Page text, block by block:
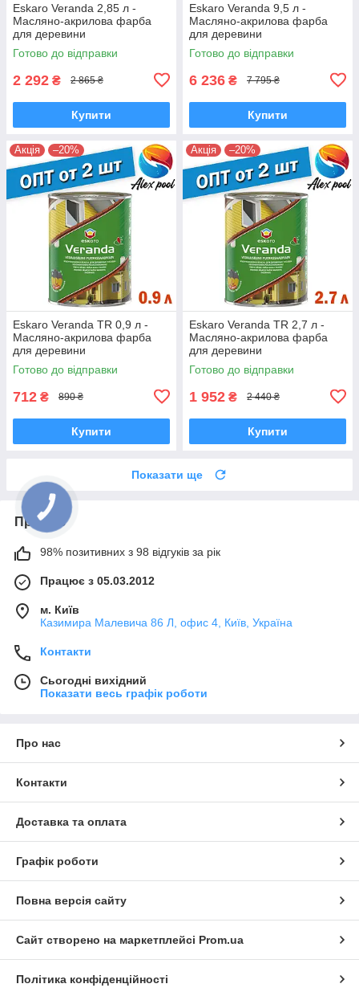
Eskaro Veranda 2,85 л -
Масляно-акрилова фарба
для деревини
Готово до відправки
2 292 ₴ 2 865 ₴
Купити
Eskaro Veranda 9,5 л -
Масляно-акрилова фарба
для деревини
Готово до відправки
6 236 ₴ 7 795 ₴
Купити
Акція –20%
Eskaro Veranda TR 0,9 л -
Масляно-акрилова фарба
для деревини
Готово до відправки
712 ₴ 890 ₴
Купити
Акція –20%
Eskaro Veranda TR 2,7 л -
Масляно-акрилова фарба
для деревини
Готово до відправки
1 952 ₴ 2 440 ₴
Купити
Показати ще
Про нас
98% позитивних з 98 відгуків за рік
Працює з 05.03.2012
м. Київ
Казимира Малевича 86 Л, офис 4, Київ, Україна
Контакти
Сьогодні вихідний
Показати весь графік роботи
Про нас
Контакти
Доставка та оплата
Графік роботи
Повна версія сайту
Сайт створено на маркетплейсі Prom.ua
Політика конфіденційності